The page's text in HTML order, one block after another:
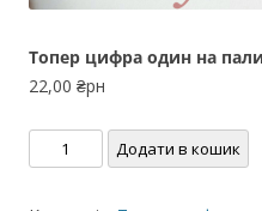
Топер цифра один на
22,00 ₴рн
Топер
цифра
Додати в кошик